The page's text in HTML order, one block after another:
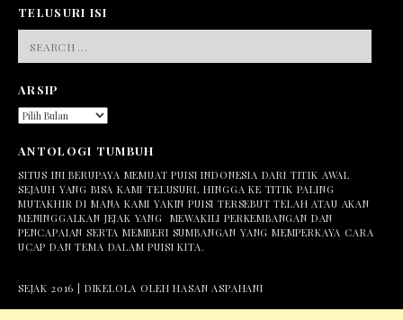
TELUSURI ISI
FOR:
ARSIP
ARSIP
ANTOLOGI TUMBUH
SITUS INI BERUPAYA MEMUAT PUISI INDONESIA DARI TITIK AWAL
SEJAUH YANG BISA KAMI TELUSURI, HINGGA KE TITIK PALING
MUTAKHIR DI MANA KAMI YAKIN PUISI TERSEBUT TELAH ATAU AKAN
MENINGGALKAN JEJAK YANG MEWAKILI PERKEMBANGAN DAN
PENCAPAIAN SERTA MEMBERI SUMBANGAN YANG MEMPERKAYA CARA
UCAP DAN TEMA DALAM PUISI KITA.
SEJAK 2016 | DIKELOLA OLEH HASAN ASPAHANI